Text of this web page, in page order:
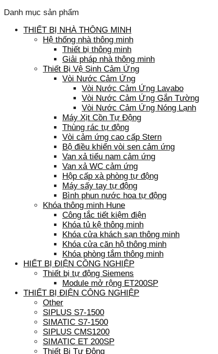
Danh mục sản phẩm
THIẾT BỊ NHÀ THÔNG MINH
Hệ thống nhà thông minh
Thiết bị thông minh
Giải pháp nhà thông minh
Thiết Bị Vệ Sinh Cảm Ứng
Vòi Nước Cảm Ứng
Vòi Nước Cảm Ứng Lavabo
Vòi Nước Cảm Ứng Gắn Tường
Vòi Nước Cảm Ứng Nóng Lạnh
Máy Xịt Cồn Tự Động
Thùng rác tự động
Vòi cảm ứng cao cấp Stern
Bộ điều khiển vòi sen cảm ứng
Van xả tiểu nam cảm ứng
Van xả WC cảm ứng
Hộp cấp xà phòng tự động
Máy sấy tay tự động
Bình phun nước hoa tự động
Khóa thông minh Hune
Công tắc tiết kiệm điện
Khóa tủ kệ thông minh
Khóa cửa khách sạn thông minh
Khóa cửa căn hộ thông minh
Khóa phòng tắm thông minh
HIẾT BỊ ĐIỆN CÔNG NGHIỆP
Thiết bị tự động Siemens
Module mở rộng ET200SP
THIẾT BỊ ĐIỆN CÔNG NGHIỆP
Other
SIPLUS S7-1500
SIMATIC S7-1500
SIPLUS CMS1200
SIMATIC ET 200SP
Thiết Bị Tự Động